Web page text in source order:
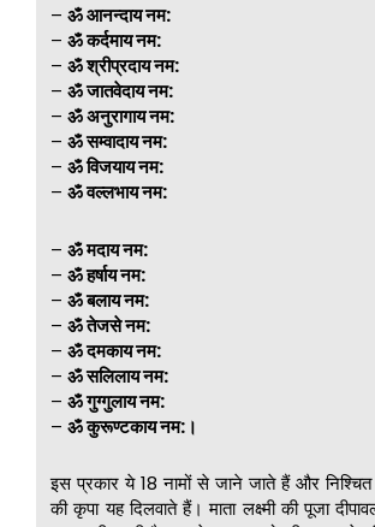
– ॐ आनन्दाय नम:
– ॐ कर्दमाय नम:
– ॐ श्रीप्रदाय नम:
– ॐ जातवेदाय नम:
– ॐ अनुरागाय नम:
– ॐ सम्वादाय नम:
– ॐ विजयाय नम:
– ॐ वल्लभाय नम:
– ॐ मदाय नम:
– ॐ हर्षाय नम:
– ॐ बलाय नम:
– ॐ तेजसे नम:
– ॐ दमकाय नम:
– ॐ सलिलाय नम:
– ॐ गुग्गुलाय नम:
– ॐ कुरूण्टकाय नम:।
इस प्रकार ये 18 नामों से जाने जाते हैं और निश्चित
की कृपा यह दिलवाते हैं। माता लक्ष्मी की पूजा